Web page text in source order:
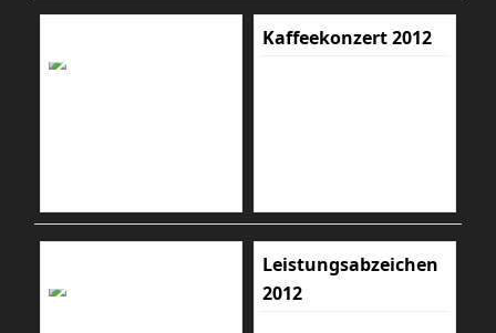
Kaffeekonzert 2012
Leistungsabzeichen
2012